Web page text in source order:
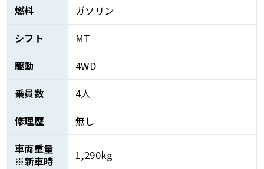
燃料
ガソリン
シフト
MT
駆動
4WD
乗員数
4人
修理歴
無し
車両重量
※新車時
1,290kg